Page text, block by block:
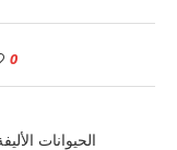
0
الحيوانات